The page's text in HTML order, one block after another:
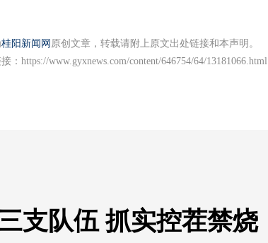
桂阳新闻网 原创文章，转载请附上原文出处链接和本声明。
： https://www.gyxnews.com/content/646754/64/13181066.html
支队伍 抓实控茬禁烧